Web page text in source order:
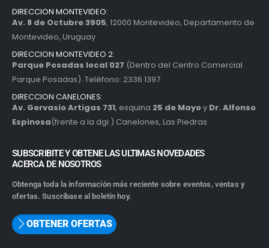
DIRECCION MONTEVIDEO:
Av. 8 de Octubre 3905, 12000 Montevideo, Departamento de
Montevideo, Uruguay
DIRECCION MONTEVIDEO 2:
Parque Posadas local 027 (Dentro del Centro Comercial
Parque Posadas). Teléfono: 2336 1397
DIRECCION CANELONES:
Av. Gervasio Artigas 731, esquina 25 de Mayoy Dr. Alfonso
Espinosa(frente a la dgi ) Canelones, Las Piedras
SUBSCRIBITE Y OBTENE LAS ULTIMAS NOVEDADES
ACERCA DE NOSOTROS
Obtenga toda la información más reciente sobre eventos, ventas y
ofertas. Suscríbase al boletín hoy.
OBTENER OFERTAS